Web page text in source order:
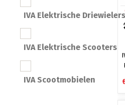
IVA Elektrische Driewielers
IVA Elektrische Scooters
IVA Scootmobielen